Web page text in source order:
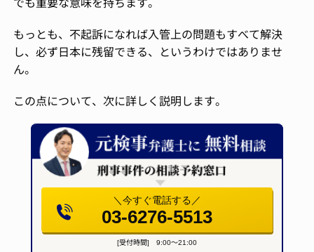
もっとも、不起訴になれば入管上の問題もすべて解決
し、必ず日本に残留できる、というわけではありませ
ん。
この点について、次に詳しく説明します。
＼今すぐ電話する／
03-6276-5513
[受付時間] 9:00～21:00